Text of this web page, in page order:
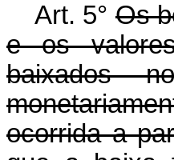
Art. 5° Os
e os
baixados
ocorrida a